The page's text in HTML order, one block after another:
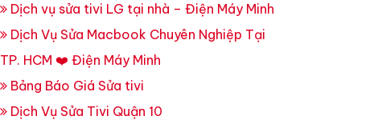
Dịch vụ sửa tivi LG tại nhà – Điện Máy Minh
Dịch Vụ Sửa Macbook Chuyên Nghiệp Tại
TP. HCM ❤️ Điện Máy Minh
Bảng Báo Giá Sửa tivi
Dịch Vụ Sửa Tivi Quận 10